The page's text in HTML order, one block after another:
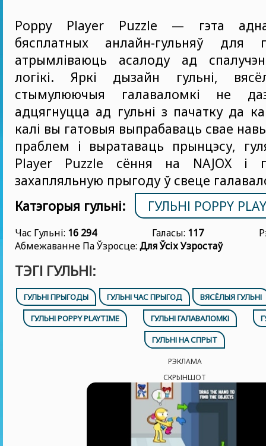
Poppy Player Puzzle — гэта
бясплатных анлайн-гульняў для
атрымліваюць асалоду ад
логікі. Яркі дызайн гульні,
стымулюючыя галаваломкі не
адцягнуцца ад гульні з пачатку да
калі вы гатовыя выпрабаваць свае
праблем і выратаваць прынцэсу,
Player Puzzle сёння на NAJOX і
захапляльную прыгоду ў свеце
Катэгорыя гульні:
ГУЛЬНІ POPPY
Час Гульні: 16 294 Галасы: 117
Абмежаванне Па Ўзросце: Для Ўсіх Узростаў
ТЭГІ ГУЛЬНІ:
ГУЛЬНІ ПРЫГОДЫ ГУЛЬНІ ЧАС ПРЫГОД
ВЯСЁЛЫЯ ГУЛЬНІ
ГУЛЬНІ POPPY PLAYTIME
ГУЛЬНІ ГАЛАВАЛОМКІ
ГУЛЬНІ НА СПРЫТ
РЭКЛАМА
СКРЫНШОТ